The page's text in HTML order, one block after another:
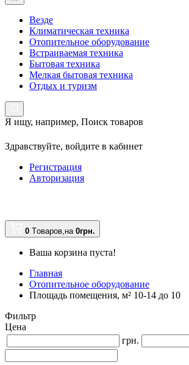
Везде
Климатическая техника
Отопительное оборудование
Встраиваемая техника
Бытовая техника
Мелкая бытовая техника
Отдых и туризм
Я ищу, например, Поиск товаров
Здравствуйте, войдите в кабинет
Регистрация
Авторизация
0 Tоваров,на 0грн.
Ваша корзина пуста!
Главная
Отопительное оборудование
Площадь помещения, м² 10-14 до 10
Фильтр
Цена
грн.